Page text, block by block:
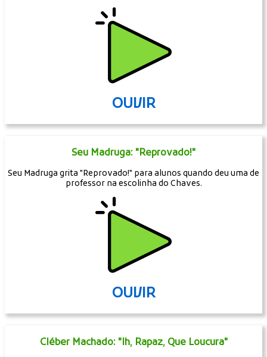
OUVIR
Seu Madruga: "Reprovado!"
Seu Madruga grita "Reprovado!" para alunos quando deu uma de
professor na escolinha do Chaves.
OUVIR
Cléber Machado: "Ih, Rapaz, Que Loucura"